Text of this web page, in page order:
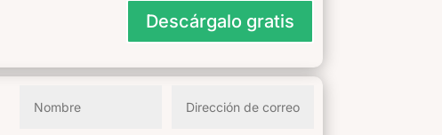
Descárgalo gratis